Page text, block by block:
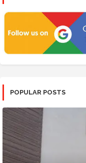
POPULAR POSTS